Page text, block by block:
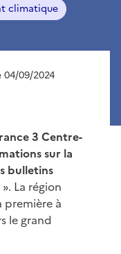
climatique
04/09/2024
3 Centre-
sur la
bulletins
». La région
première à
le grand